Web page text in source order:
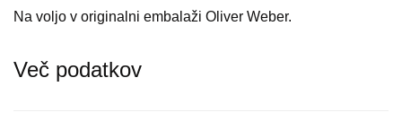
Na voljo v originalni embalaži Oliver Weber.
Več podatkov